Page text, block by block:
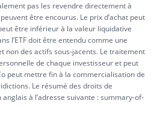
pas les revendre directement à
être encourus. Le prix d’achat peut
être inférieur à la valeur liquidative
l’ETF doit être entendu comme une
non des actifs sous-jacents. Le traitement
de chaque investisseur et peut
peut mettre fin à la commercialisation de
Le résumé des droits de
à l’adresse suivante :summary-of-